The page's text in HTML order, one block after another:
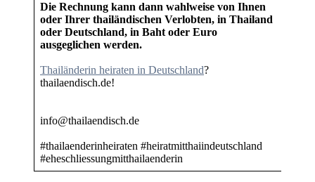
Die Rechnung kann dann wahlweise von Ihnen
oder Ihrer thailändischen Verlobten, in Thailand
oder Deutschland, in Baht oder Euro
ausgeglichen werden.
Thailänderin heiraten in Deutschland?
thailaendisch.de!
info@thailaendisch.de
#thailaenderinheiraten #heiratmitthaiindeutschland
#eheschliessungmitthailaenderin